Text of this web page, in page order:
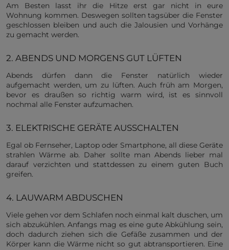
Am Besten lasst ihr die Hitze erst gar nicht in eure
Wohnung kommen. Deswegen sollten tagsüber die Fenster
geschlossen bleiben und auch die Jalousien und Vorhänge
zu gemacht werden.
2. ABENDS UND MORGENS GUT LÜFTEN
Abends dürfen dann die Fenster natürlich wieder
aufgemacht werden, um zu lüften. Auch früh am Morgen,
bevor es draußen so richtig warm wird, ist es sinnvoll
nochmal alle Fenster aufzumachen.
3. ELEKTRISCHE GERÄTE AUSSCHALTEN
Egal ob Fernseher, Laptop oder Smartphone, all diese Geräte
strahlen Wärme ab. Daher sollte man Abends lieber mal
darauf verzichten und stattdessen zu einem guten Buch
greifen.
4. LAUWARM ABDUSCHEN
Viele gehen vor dem Schlafen noch einmal kalt duschen, um
sich abzukühlen. Anfangs mag es eine gute Abkühlung sein,
doch dadurch ziehen sich die Gefäße zusammen und der
Körper kann die Wärme nicht so gut abtransportieren. Eine